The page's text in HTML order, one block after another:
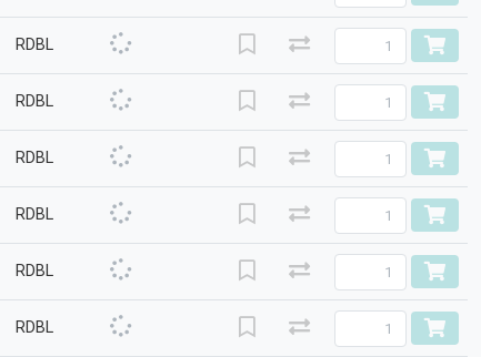
RDBL
RDBL
RDBL
RDBL
RDBL
RDBL